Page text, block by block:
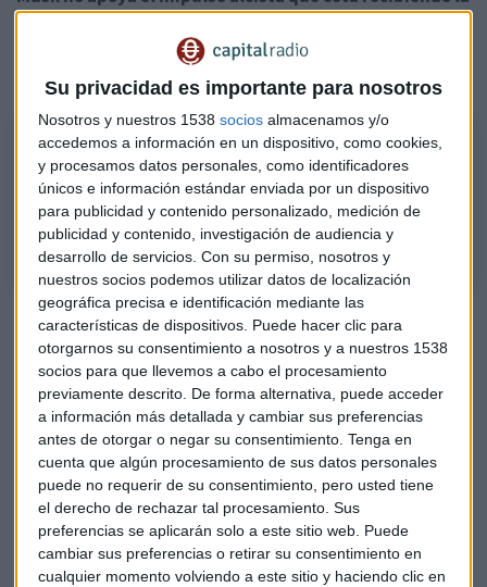
Su privacidad es importante para nosotros
Nosotros y nuestros 1538 socios almacenamos y/o
accedemos a información en un dispositivo, como cookies,
y procesamos datos personales, como identificadores
únicos e información estándar enviada por un dispositivo
para publicidad y contenido personalizado, medición de
publicidad y contenido, investigación de audiencia y
desarrollo de servicios. Con su permiso, nosotros y
nuestros socios podemos utilizar datos de localización
geográfica precisa e identificación mediante las
características de dispositivos. Puede hacer clic para
otorgarnos su consentimiento a nosotros y a nuestros 1538
socios para que llevemos a cabo el procesamiento
previamente descrito. De forma alternativa, puede acceder
a información más detallada y cambiar sus preferencias
antes de otorgar o negar su consentimiento. Tenga en
cuenta que algún procesamiento de sus datos personales
puede no requerir de su consentimiento, pero usted tiene
el derecho de rechazar tal procesamiento. Sus
preferencias se aplicarán solo a este sitio web. Puede
cambiar sus preferencias o retirar su consentimiento en
cualquier momento volviendo a este sitio y haciendo clic en
industria del metaverso y del Web3exclamando que es
tan sólo una táctica de marketing como una moda
CryptoNews 22/12
Repasamos toda la actualidad cripto del día. Ya está disponible el
staking de IOTA, Elon Musk arremete contra el metaverso y web3 y Matic
alcanza máximos históricos.
Musk no invertiría en el Metaverso
Al ser preguntado sobre si invertiría en esta industria,
comentó: “No sé si me creo necesariamente esto del
metaverso, aunque la gente me habla mucho de ello […]
esto me suena como una especie de hype”.
De hecho, el propio Elon Musk también incluyó al Web 3.0 en
el mismo saco, debido a que los términos se encuentran en
la misma situación que con el uso de blockchain en el 2017.